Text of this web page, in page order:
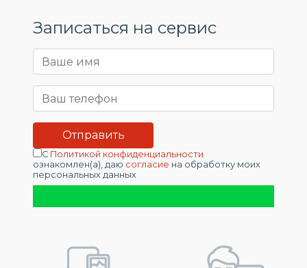
Записаться на сервис
С Политикой конфиденциальности
ознакомлен(а), даю согласие на обработку моих
персональных данных